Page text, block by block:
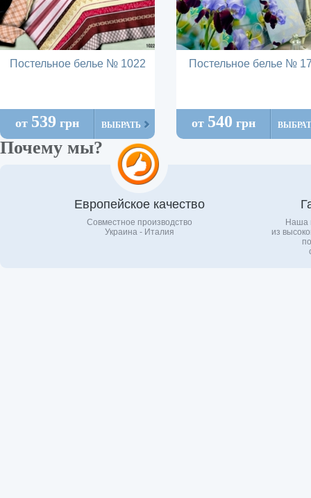
Постельное белье № 1022
от 539 грн ВЫБРАТЬ
Постельное белье №
от 540 грн
Почему мы?
Европейское качество
Совместное производство
Украина - Италия
Наша
из